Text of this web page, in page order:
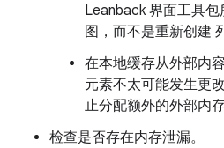
Leanback 界面工具
图，而不是重新创建
在本地缓存从外部内
元素不太可能发生更
止分配额外的外部内存
检查是否存在内存泄漏。